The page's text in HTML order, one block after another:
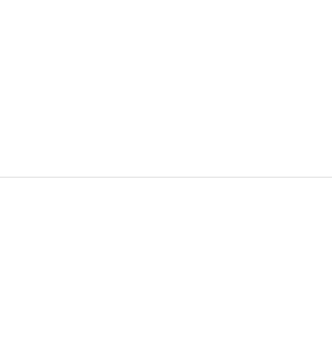
。半夜的山路很安靜，想到隔天即將背
心裡既是期待又緊張。 Day 1 重裝翻越
讓我印象很深的一點，是它不像傳統
迅速變冷；但這次在南湖，從爬升、拉